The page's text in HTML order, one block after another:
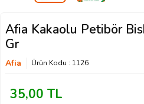
Afia Kakaolu Petibör
Gr
Afia Ürün Kodu : 1126
35,00 TL